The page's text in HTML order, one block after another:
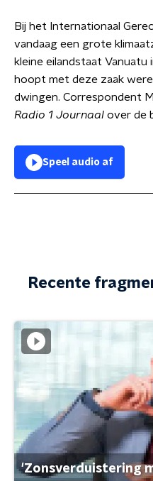
Bij het Internationaal
vandaag een grote
kleine eilandstaat Vanuatu
hoopt met deze zaak
dwingen. Correspondent
Radio 1 Journaal over de
Speel audio af
Recente
'Zonsverduistering